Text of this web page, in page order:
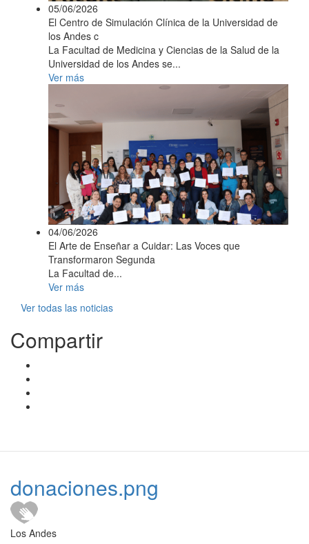
05/06/2026
El Centro de Simulación Clínica de la Universidad de
los Andes c
La Facultad de Medicina y Ciencias de la Salud de la
Universidad de los Andes se...
Ver más
04/06/2026
El Arte de Enseñar a Cuidar: Las Voces que
Transformaron Segunda
La Facultad de...
Ver más
Ver todas las noticias
Compartir
donaciones.png
Los Andes